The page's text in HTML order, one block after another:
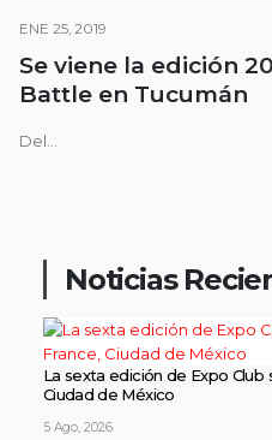
ENE 25, 2019
Se viene la edición
Battle en Tucumán
Del...
Noticias
La sexta edición de Expo Club
Ciudad de México
5 Ago, 2026